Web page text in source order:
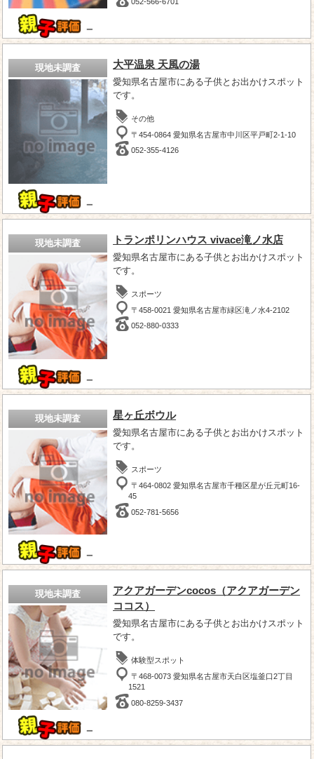
－
現地未調査
－
大平温泉 天風の湯
愛知県名古屋市にある子供とお出かけスポット
です。
その他
〒454-0864 愛知県名古屋市中川区平戸町2-1-10
052-355-4126
現地未調査
－
トランポリンハウス vivace滝ノ水店
愛知県名古屋市にある子供とお出かけスポット
です。
スポーツ
〒458-0021 愛知県名古屋市緑区滝ノ水4-2102
052-880-0333
現地未調査
－
星ヶ丘ボウル
愛知県名古屋市にある子供とお出かけスポット
です。
スポーツ
〒464-0802 愛知県名古屋市千種区星が丘元町16-
45
052-781-5656
現地未調査
－
アクアガーデンcocos（アクアガーデン
ココス）
愛知県名古屋市にある子供とお出かけスポット
です。
体験型スポット
〒468-0073 愛知県名古屋市天白区塩釜口2丁目
1521
080-8259-3437